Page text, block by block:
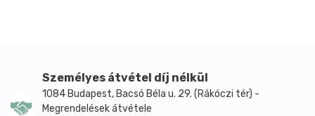
Személyes átvétel díj nélkül
1084 Budapest, Bacsó Béla u. 29. (Rákóczi tér) -
Megrendelések átvétele